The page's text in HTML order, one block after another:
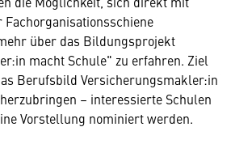
über das Bildungsprojekt
macht Schule" zu erfahren. Ziel
Berufsbild Versicherungsmakler:in
– interessierte Schulen
Vorstellung nominiert werden.